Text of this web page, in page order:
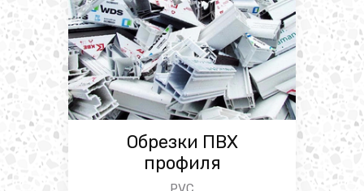
Обрезки ПВХ
профиля